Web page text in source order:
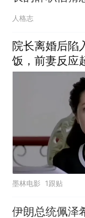
人格志
院长离婚后陷
饭，前妻反应
墨林电影 1跟贴
伊朗总统佩泽